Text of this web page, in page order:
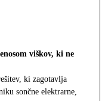
viškov, ki ne
ki zagotavlja
sončne elektrarne,